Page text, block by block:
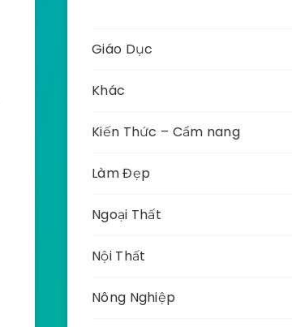
Giáo Dục
Khác
Kiến Thức – Cẩm nang
Làm Đẹp
Ngoại Thất
Nội Thất
Nông Nghiệp